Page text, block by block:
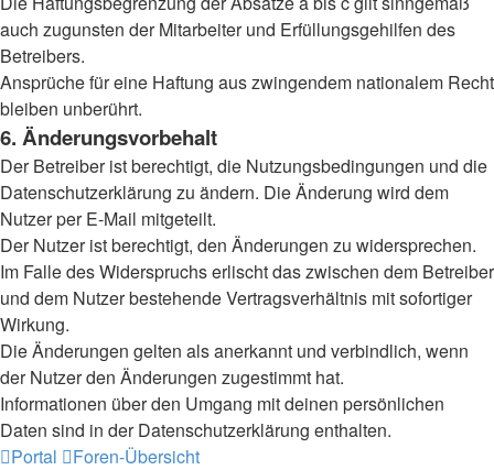
auch zugunsten der Mitarbeiter und Erfüllungsgehilfen des
Betreibers.
Ansprüche für eine Haftung aus zwingendem nationalem Recht
bleiben unberührt.
6. Änderungsvorbehalt
Der Betreiber ist berechtigt, die Nutzungsbedingungen und die
Datenschutzerklärung zu ändern. Die Änderung wird dem
Nutzer per E-Mail mitgeteilt.
Der Nutzer ist berechtigt, den Änderungen zu widersprechen.
Im Falle des Widerspruchs erlischt das zwischen dem Betreiber
und dem Nutzer bestehende Vertragsverhältnis mit sofortiger
Wirkung.
Die Änderungen gelten als anerkannt und verbindlich, wenn
der Nutzer den Änderungen zugestimmt hat.
Informationen über den Umgang mit deinen persönlichen
Daten sind in der Datenschutzerklärung enthalten.
Portal
Foren-Übersicht